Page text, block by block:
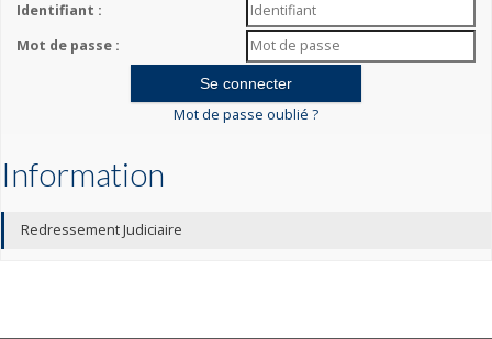
Identifiant :
Mot de passe :
Mot de passe oublié ?
Information
Redressement Judiciaire